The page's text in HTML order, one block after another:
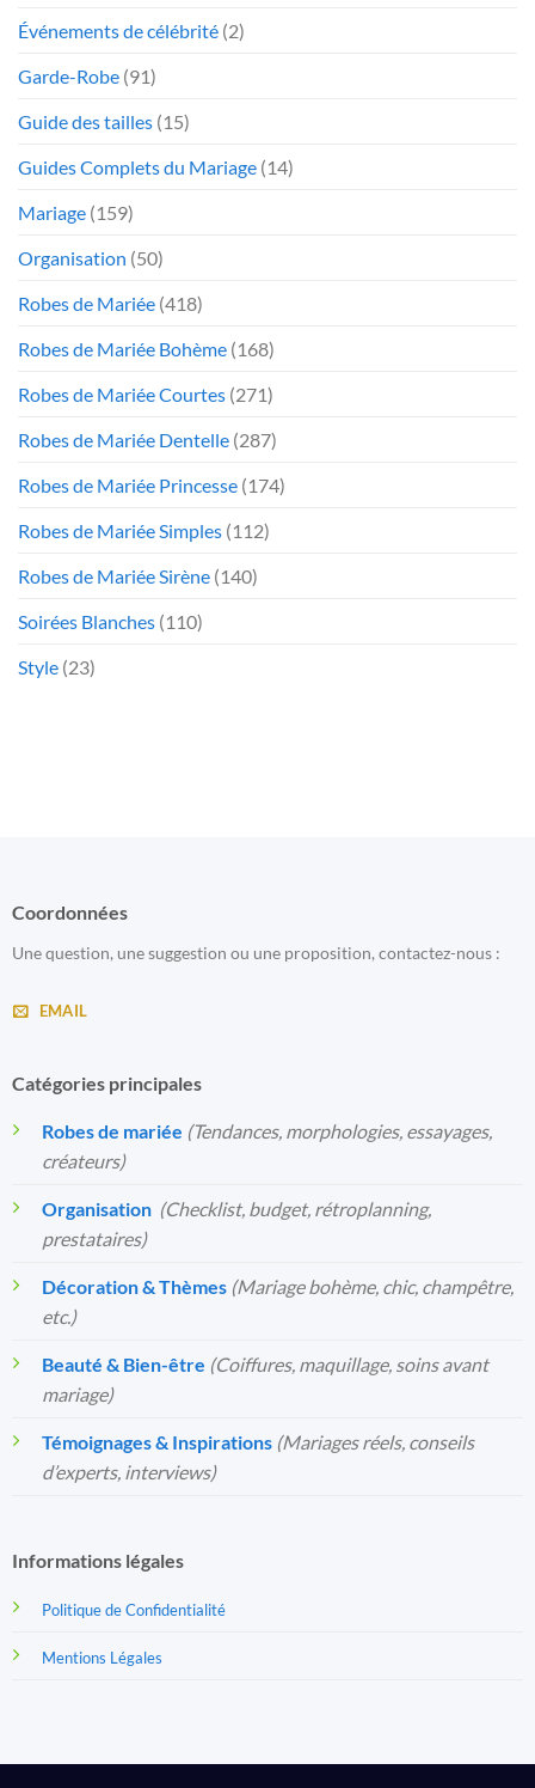
Événements de célébrité (2)
Garde-Robe (91)
Guide des tailles (15)
Guides Complets du Mariage (14)
Mariage (159)
Organisation (50)
Robes de Mariée (418)
Robes de Mariée Bohème (168)
Robes de Mariée Courtes (271)
Robes de Mariée Dentelle (287)
Robes de Mariée Princesse (174)
Robes de Mariée Simples (112)
Robes de Mariée Sirène (140)
Soirées Blanches (110)
Style (23)
Coordonnées
Une question, une suggestion ou une proposition, contactez-nous :
EMAIL
Catégories principales
Robes de mariée (Tendances, morphologies, essayages,
créateurs)
Organisation️ (Checklist, budget, rétroplanning,
prestataires)
Décoration & Thèmes (Mariage bohème, chic, champêtre,
etc.)
Beauté & Bien-être (Coiffures, maquillage, soins avant
mariage)
Témoignages & Inspirations (Mariages réels, conseils
d’experts, interviews)
Informations légales
Politique de Confidentialité
Mentions Légales